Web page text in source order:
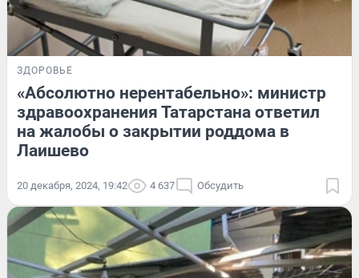
ЗДОРОВЬЕ
«Абсолютно нерентабельно»: министр
здравоохранения Татарстана ответил
на жалобы о закрытии роддома в
Лаишево
20 декабря, 2024, 19:42 4 637 Обсудить